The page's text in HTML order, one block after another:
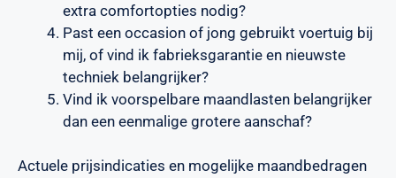
extra comfortopties nodig?
Past een occasion of jong gebruikt voertuig bij
mij, of vind ik fabrieksgarantie en nieuwste
techniek belangrijker?
Vind ik voorspelbare maandlasten belangrijker
dan een eenmalige grotere aanschaf?
Actuele prijsindicaties en mogelijke maandbedragen